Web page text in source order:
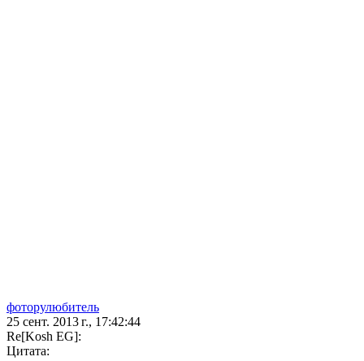
фоторулюбитель
25 сент. 2013 г., 17:42:44
Re[Kosh EG]:
Цитата: